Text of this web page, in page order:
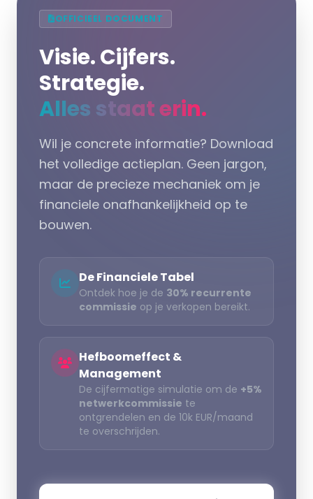
OFFICIEEL DOCUMENT
Visie. Cijfers.
Strategie.
Alles staat erin.
Wil je concrete informatie? Download
het volledige actieplan. Geen jargon,
maar de precieze mechaniek om je
financiele onafhankelijkheid op te
bouwen.
De Financiele Tabel
Ontdek hoe je de 30% recurrente
commissie op je verkopen bereikt.
Hefboomeffect &
Management
De cijfermatige simulatie om de +5%
netwerkcommissie te
ontgrendelen en de 10k EUR/maand
te overschrijden.